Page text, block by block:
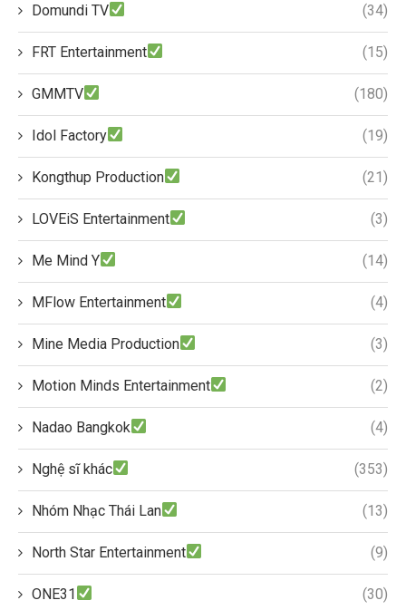
Domundi TV (34)
FRT Entertainment (15)
GMMTV (180)
Idol Factory (19)
Kongthup Production (21)
LOVEiS Entertainment (3)
Me Mind Y (14)
MFlow Entertainment (4)
Mine Media Production (3)
Motion Minds Entertainment (2)
Nadao Bangkok (4)
Nghệ sĩ khác (353)
Nhóm Nhạc Thái Lan (13)
North Star Entertainment (9)
ONE31 (30)